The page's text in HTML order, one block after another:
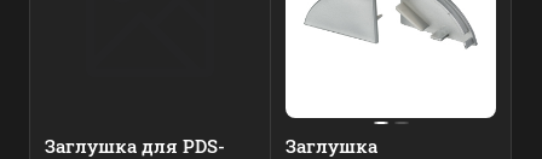
Заглушка для PDS-
Заглушка